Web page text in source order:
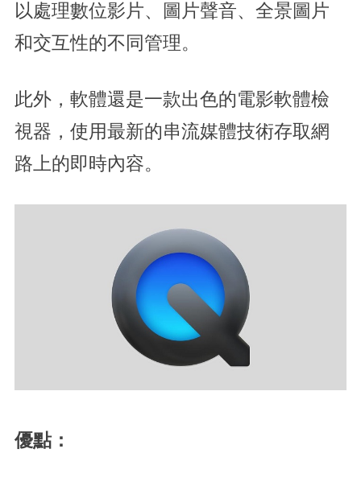
以處理數位影片、圖片聲音、全景圖片
和交互性的不同管理。
此外，軟體還是一款出色的電影軟體檢
視器，使用最新的串流媒體技術存取網
路上的即時內容。
優點：